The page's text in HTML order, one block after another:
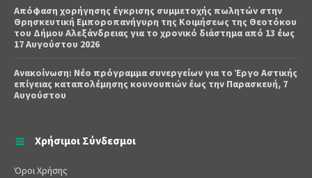
Απόφαση χορήγησης έγκρισης συμμετοχής πωλητών στην
Θρησκευτική Εμποροπανήγυρη της Κοιμήσεως της Θεοτόκου
του Δήμου Αλεξάνδρειας για το χρονικό διάστημα από 13 έως
17 Αυγούστου 2026
Ανακοίνωση: Νέο πρόγραμμα συνεργείων για το Έργο Αστικής
επίγειας καταπολέμησης κουνουπιών έως την Παρασκευή, 7
Αυγούστου
Χρήσιμοι Σύνδεσμοι
Όροι Χρήσης